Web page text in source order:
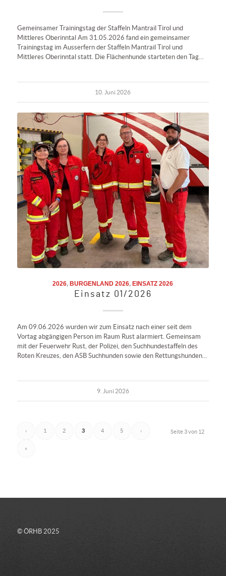
Gemeinsamer Trainingstag der Staffeln Mantrail Tirol und
Mittleres Oberinntal Am 31.05.2026 fand ein gemeinsamer
Trainingstag im Ausserfern der Staffeln Mantrail Tirol und
Mittleres Oberinntal statt. Die Flächenhunde starteten den Tag…
10. Juni 2026
2026,BURGENLAND 2026,EINSATZ 2026
Einsatz 01/2026
Am 09.06.2026 wurden wir zum Einsatz nach einer seit dem
Vortag abgängigen Person im Raum Rust alarmiert. Gemeinsam
mit der Feuerwehr Rust, der Polizei, den Suchhundestaffeln des
Roten Kreuzes, den ASB Suchhunden sowie den Rettungshunden…
9. Juni 2026
Seite 3 von 12
‹ 1 2 3 4 5 ›
»
© ÖRHB 2025